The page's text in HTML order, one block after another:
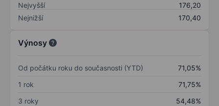
Nejvyšší
176,20
Nejnižší
170,40
Výnosy
Od počátku roku do současnosti (YTD)
71,05%
1 rok
71,75%
3 roky
54,48%